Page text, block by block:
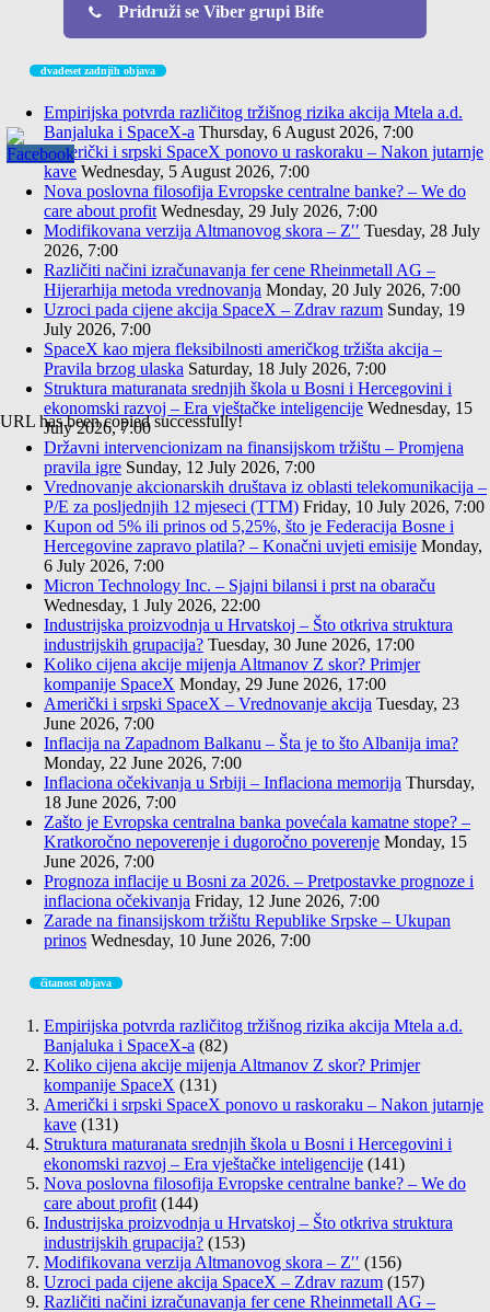
Pridruži se Viber grupi Bife
URL has been copied successfully!
dvadeset zadnjih objava
Empirijska potvrda različitog tržišnog rizika akcija Mtela a.d.
Banjaluka i SpaceX-a Thursday, 6 August 2026, 7:00
Američki i srpski SpaceX ponovo u raskoraku – Nakon jutarnje
kave Wednesday, 5 August 2026, 7:00
Nova poslovna filosofija Evropske centralne banke? – We do
care about profit Wednesday, 29 July 2026, 7:00
Modifikovana verzija Altmanovog skora – Z′′ Tuesday, 28 July
2026, 7:00
Različiti načini izračunavanja fer cene Rheinmetall AG –
Hijerarhija metoda vrednovanja Monday, 20 July 2026, 7:00
Uzroci pada cijene akcija SpaceX – Zdrav razum Sunday, 19
July 2026, 7:00
SpaceX kao mjera fleksibilnosti američkog tržišta akcija –
Pravila brzog ulaska Saturday, 18 July 2026, 7:00
Struktura maturanata srednjih škola u Bosni i Hercegovini i
ekonomski razvoj – Era vještačke inteligencije Wednesday, 15
July 2026, 7:00
Državni intervencionizam na finansijskom tržištu – Promjena
pravila igre Sunday, 12 July 2026, 7:00
Vrednovanje akcionarskih društava iz oblasti telekomunikacija –
P/E za posljednjih 12 mjeseci (TTM) Friday, 10 July 2026, 7:00
Kupon od 5% ili prinos od 5,25%, što je Federacija Bosne i
Hercegovine zapravo platila? – Konačni uvjeti emisije Monday,
6 July 2026, 7:00
Micron Technology Inc. – Sjajni bilansi i prst na obaraču
Wednesday, 1 July 2026, 22:00
Industrijska proizvodnja u Hrvatskoj – Što otkriva struktura
industrijskih grupacija? Tuesday, 30 June 2026, 17:00
Koliko cijena akcije mijenja Altmanov Z skor? Primjer
kompanije SpaceX Monday, 29 June 2026, 17:00
Američki i srpski SpaceX – Vrednovanje akcija Tuesday, 23
June 2026, 7:00
Inflacija na Zapadnom Balkanu – Šta je to što Albanija ima?
Monday, 22 June 2026, 7:00
Inflaciona očekivanja u Srbiji – Inflaciona memorija Thursday,
18 June 2026, 7:00
Zašto je Evropska centralna banka povećala kamatne stope? –
Kratkoročno nepoverenje i dugoročno poverenje Monday, 15
June 2026, 7:00
Prognoza inflacije u Bosni za 2026. – Pretpostavke prognoze i
inflaciona očekivanja Friday, 12 June 2026, 7:00
Zarade na finansijskom tržištu Republike Srpske – Ukupan
prinos Wednesday, 10 June 2026, 7:00
čitanost objava
Empirijska potvrda različitog tržišnog rizika akcija Mtela a.d.
Banjaluka i SpaceX-a (82)
Koliko cijena akcije mijenja Altmanov Z skor? Primjer
kompanije SpaceX (131)
Američki i srpski SpaceX ponovo u raskoraku – Nakon jutarnje
kave (131)
Struktura maturanata srednjih škola u Bosni i Hercegovini i
ekonomski razvoj – Era vještačke inteligencije (141)
Nova poslovna filosofija Evropske centralne banke? – We do
care about profit (144)
Industrijska proizvodnja u Hrvatskoj – Što otkriva struktura
industrijskih grupacija? (153)
Modifikovana verzija Altmanovog skora – Z′′ (156)
Uzroci pada cijene akcija SpaceX – Zdrav razum (157)
Različiti načini izračunavanja fer cene Rheinmetall AG –